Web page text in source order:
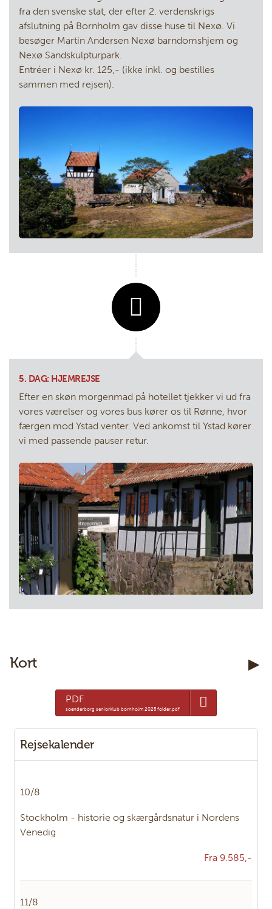
fra den svenske stat, der efter 2. verdenskrigs
afslutning på Bornholm gav disse huse til Nexø. Vi
besøger Martin Andersen Nexø barndomshjem og
Nexø Sandskulpturpark.
Entréer i Nexø kr. 125,- (ikke inkl. og bestilles
sammen med rejsen).
5. DAG: HJEMREJSE
Efter en skøn morgenmad på hotellet tjekker vi ud fra
vores værelser og vores bus kører os til Rønne, hvor
færgen mod Ystad venter. Ved ankomst til Ystad kører
vi med passende pauser retur.
Kort
PDF
soenderborg seniorklub bornholm 2025 folder.pdf
Rejsekalender
10/8
Stockholm - historie og skærgårdsnatur i Nordens
Venedig
Fra 9.585,-
11/8